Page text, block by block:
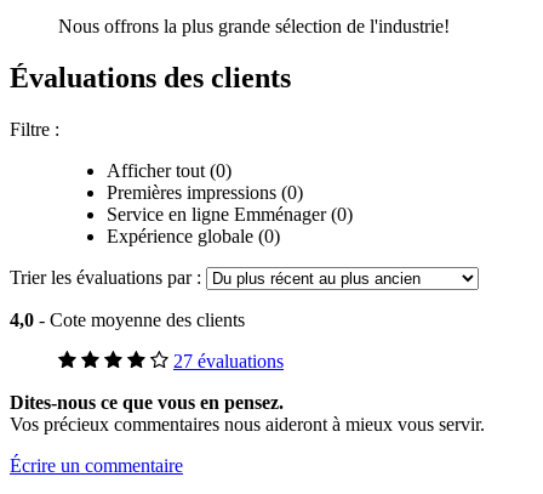
Nous offrons la plus grande sélection de l'industrie!
Évaluations des clients
Filtre :
Afficher tout (0)
Premières impressions (0)
Service en ligne Emménager (0)
Expérience globale (0)
Trier les évaluations par :
4,0 - Cote moyenne des clients
27 évaluations
Dites-nous ce que vous en pensez.
Vos précieux commentaires nous aideront à mieux vous servir.
Écrire un commentaire